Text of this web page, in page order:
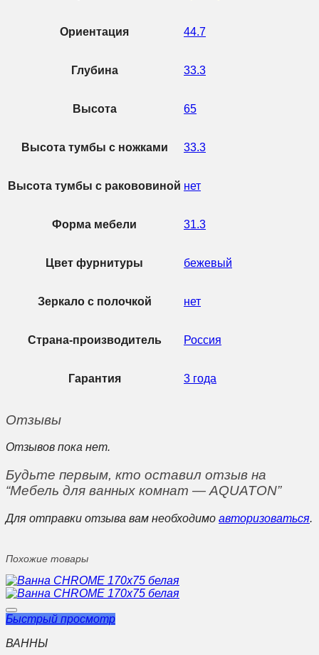
Ориентация 44.7
Глубина 33.3
Высота 65
Высота тумбы с ножками 33.3
Высота тумбы с ракововиной нет
Форма мебели 31.3
Цвет фурнитуры бежевый
Зеркало с полочкой нет
Страна-производитель Россия
Гарантия 3 года
Отзывы
Отзывов пока нет.
Будьте первым, кто оставил отзыв на
“Мебель для ванных комнат — AQUATON”
Для отправки отзыва вам необходимо авторизоваться.
Похожие товары
Быстрый просмотр
ВАННЫ